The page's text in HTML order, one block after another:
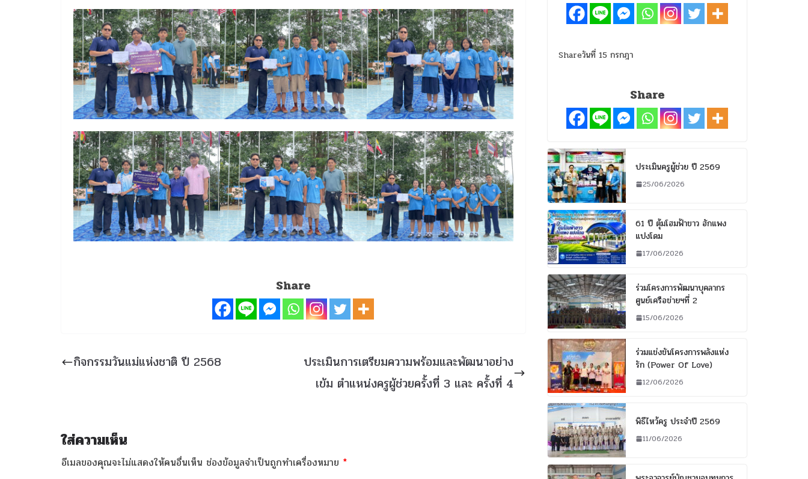
Share
กิจกรรมวันแม่แห่งชาติ ปี 2568
ประเมินการเตรียมความพร้อมและพัฒนาอย่าง
เข้ม ตำแหน่งครูผู้ช่วยครั้งที่ 3 และ ครั้งที่ 4
ใส่ความเห็น
อีเมลของคุณจะไม่แสดงให้คนอื่นเห็น ช่องข้อมูลจำเป็นถูกทำเครื่องหมาย *
Shareวันที่ 15 กรกฎา
Share
ประเมินครูผู้ช่วย ปี 2569
25/06/2026
61 ปี ตุ้มโฮมฟ้าขาว ฮักแพง
แปงโดม
17/06/2026
ร่วมโครงการพัฒนาบุคลากร
ศูนย์เครือข่ายฯที่ 2
15/06/2026
ร่วมแข่งขันโครงการพลังแห่ง
รัก (Power Of Love)
12/06/2026
พิธีไหว้ครู ประจำปี 2569
11/06/2026